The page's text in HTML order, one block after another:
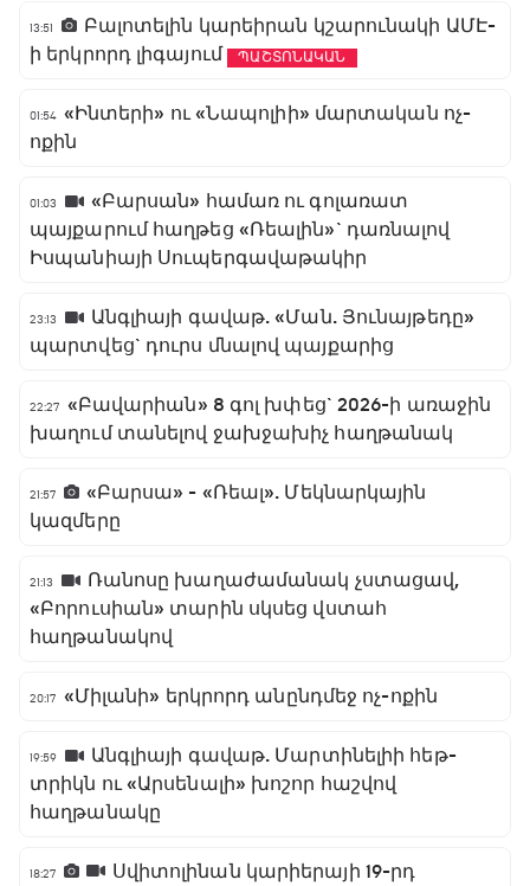
13:51
Բալոտելին կարեիրան կշարունակի ԱՄԷ-
ի երկրորդ լիգայում
ՊԱՇՏՈՆԱԿԱՆ
01:54 «Ինտերի» ու «Նապոլիի» մարտական ոչ-
ոքին
01:03
«Բարսան» համառ ու գոլառատ
պայքարում հաղթեց «Ռեալին»` դառնալով
Իսպանիայի Սուպերգավաթակիր
23:13
Անգլիայի գավաթ. «Ման. Յունայթեդը»
պարտվեց` դուրս մնալով պայքարից
22:27 «Բավարիան» 8 գոլ խփեց` 2026-ի առաջին
խաղում տանելով ջախջախիչ հաղթանակ
21:57
«Բարսա» - «Ռեալ». Մեկնարկային
կազմերը
21:13
Ռանոսը խաղաժամանակ չստացավ,
«Բորուսիան» տարին սկսեց վստահ
հաղթանակով
20:17 «Միլանի» երկրորդ անընդմեջ ոչ-ոքին
19:59
Անգլիայի գավաթ. Մարտինելիի հեթ-
տրիկն ու «Արսենալի» խոշոր հաշվով
հաղթանակը
18:27
Սվիտոլինան կարիերայի 19-րդ